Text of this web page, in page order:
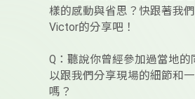
樣的感動與省思？快跟著我
Victor的分享吧！
Q：聽說你曾經參加過當地的
以跟我們分享現場的細節和
嗎？